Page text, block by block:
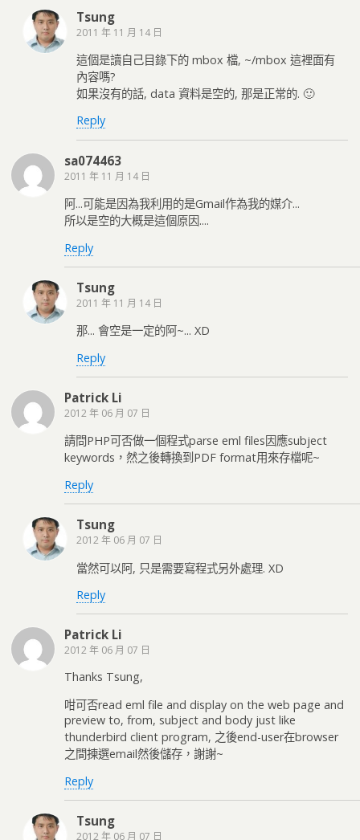
Tsung
2011 年 11 月 14 日
這個是讀自己目錄下的 mbox 檔, ~/mbox 這裡面有
內容嗎?
如果沒有的話, data 資料是空的, 那是正常的. 🙂
Reply
sa074463
2011 年 11 月 14 日
阿...可能是因為我利用的是Gmail作為我的媒介...
所以是空的大概是這個原因....
Reply
Tsung
2011 年 11 月 14 日
那... 會空是一定的阿~... XD
Reply
Patrick Li
2012 年 06 月 07 日
請問PHP可否做一個程式parse eml files因應subject
keywords，然之後轉換到PDF format用來存檔呢~
Reply
Tsung
2012 年 06 月 07 日
當然可以阿, 只是需要寫程式另外處理. XD
Reply
Patrick Li
2012 年 06 月 07 日
Thanks Tsung,
咁可否read eml file and display on the web page and
preview to, from, subject and body just like
thunderbird client program, 之後end-user在browser
之間揀選email然後儲存，謝謝~
Reply
Tsung
2012 年 06 月 07 日